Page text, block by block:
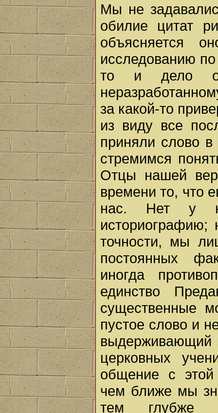
Мы не
обилие цитат
объясняется
исследованию
то и дело
за какой-то
из виду все
приняли слово
стремимся
Отцы нашей
времени то, что
нас. Нет у
историографию;
точности, мы
постоянных
иногда
единство
существенные
пустое слово и
выдерживающий
церковных
общение с этой
чем ближе мы
тем глубже